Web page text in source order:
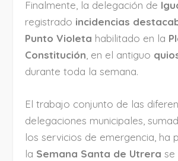
Finalmente, la delegación de
registrado incidencias
Punto Violeta habilitado en la
Constitución, en el antiguo
durante toda la semana.
El trabajo conjunto de las
delegaciones municipales,
los servicios de emergencia, ha
la Semana Santa de Utrera se